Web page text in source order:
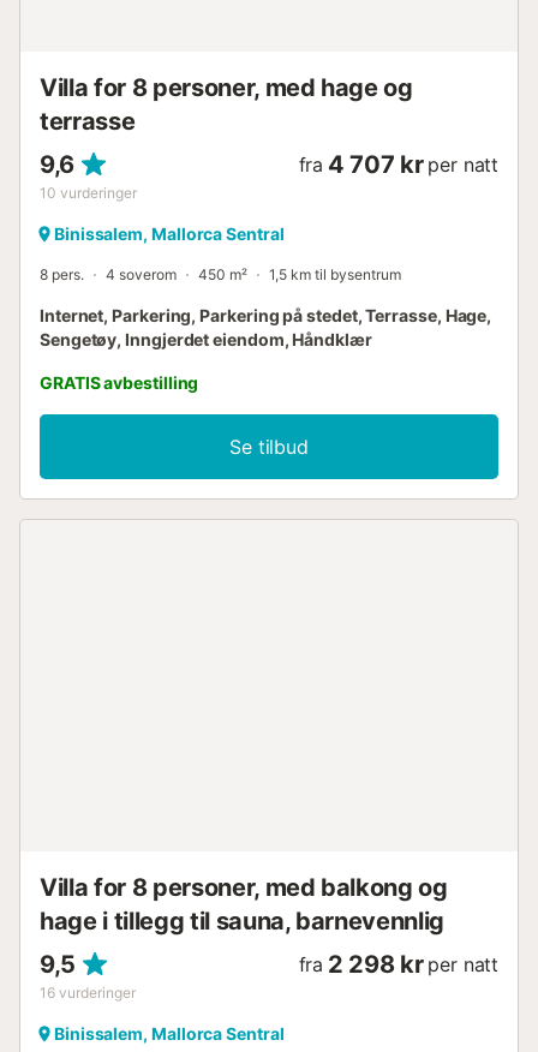
Villa for 8 personer, med hage og
terrasse
9,6
10 vurderinger
fra 4 707 kr per natt
Binissalem, Mallorca Sentral
8 pers. 4 soverom 450 m² 1,5 km til bysentrum
Internet, Parkering, Parkering på stedet, Terrasse, Hage,
Sengetøy, Inngjerdet eiendom, Håndklær
GRATIS avbestilling
Se tilbud
Villa for 8 personer, med balkong og
hage i tillegg til sauna, barnevennlig
9,5
16 vurderinger
fra 2 298 kr per natt
Binissalem, Mallorca Sentral